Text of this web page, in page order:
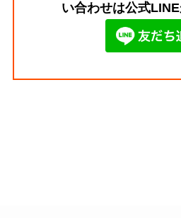
い合わせは公式LINE